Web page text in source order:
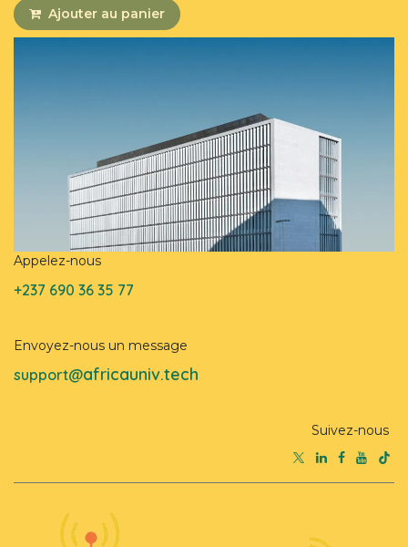
Ajouter au panier
Appelez-nous
+237 690 36 35 77
Envoyez-nous un message
support@africauniv.tech
Suivez-nous